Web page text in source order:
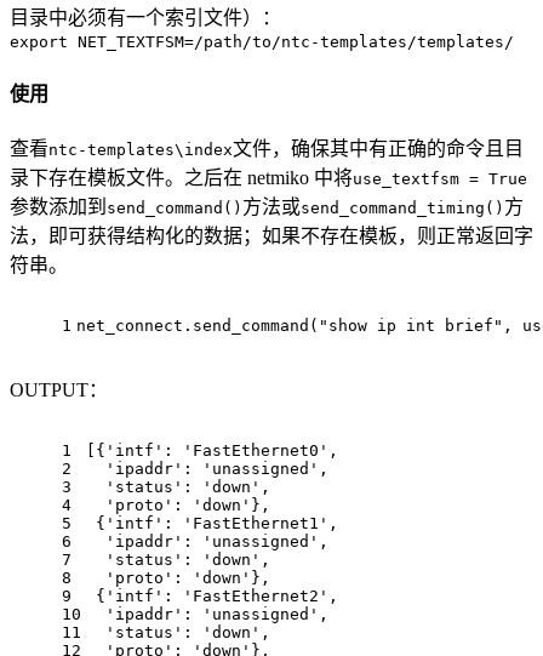
目录中必须有一个索引文件）：
export NET_TEXTFSM=/path/to/ntc-templates/templates/
使用
查看ntc-templates\index文件，确保其中有正确的命令且目
录下存在模板文件。之后在 netmiko 中将use_textfsm = True
参数添加到 send_command() 方法或send_command_timing() 方
法，即可获得结构化的数据；如果不存在模板，则正常返回字
符串。
1 net_connect.send_command( "show ip int brief" ,
OUTPUT：
1
2
3
4
5
6
7
8
9
10
11
12
[{'intf': 'FastEthernet0',
  'ipaddr': 'unassigned',
  'status': 'down',
  'proto': 'down'},
{'intf': 'FastEthernet1',
  'ipaddr': 'unassigned',
  'status': 'down',
  'proto': 'down'},
{'intf': 'FastEthernet2',
  'ipaddr': 'unassigned',
  'status': 'down',
  'proto': 'down'},